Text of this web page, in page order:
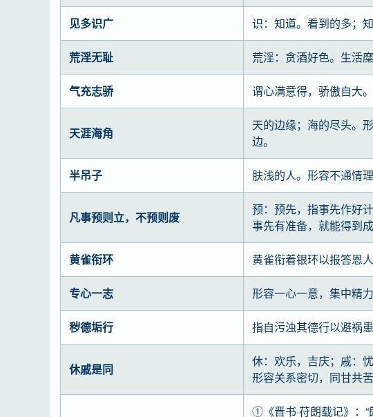
见多识广 识：知道。看到的多；
荒淫无耻 荒淫：贪酒好色。生活
气充志骄 谓心满意得，骄傲自大。
天涯海角
天的边缘；海的尽头。
边。
半吊子 肤浅的人。形容不通情
凡事预则立，不预则废
预：预先，指事先作好
事先有准备，就能得到
黄雀衔环 黄雀衔着银环以报答恩人
专心一志 形容一心一意，集中精力
秽德垢行 指自污浊其德行以避祸患
休戚是同
休：欢乐，吉庆；戚：
形容关系密切，同甘共苦
①《晋书·苻朗载记》：